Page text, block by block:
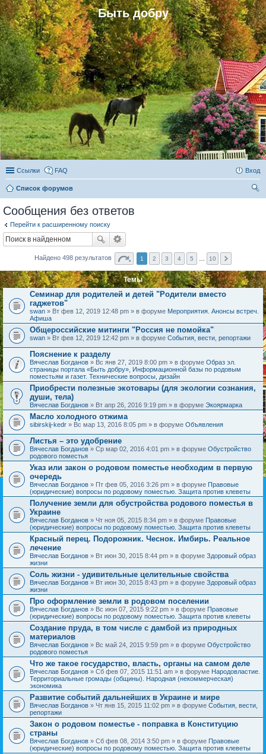
Быть добру
Ссылки FAQ Вход
Список форумов
Сообщения без ответов
Перейти к расширенному поиску
Найдено 498 результатов 1 2 3 4 5 10
Темы
Семинар для родителей и детей "Родители вместо
гаджетов"
swan » Вт фев 12, 2019 12:48 pm » в форуме Мероприятия. Анонсы встреч.
Афиша
Общероссийские митинги "Россия не помойка"
swan » Вт фев 12, 2019 12:42 pm » в форуме События, вести, репортажи
Пояснение к разделу
Вячеслав Богданов » Вс янв 27, 2019 8:00 pm » в форуме Образ эл.
страницы портала «Быть добру», Информационной базы по родовым
поместьям и газет. Технические вопросы, дизайн
Приобрести полезные экотовары (для экологии сознания,
души, тела)
Вячеслав Богданов » Вт апр 26, 2016 9:19 pm » в форуме Экоярмарка
Масло холодного отжима
sibirskij-kedr » Вс мар 13, 2016 8:05 pm » в форуме Объявления
Листья – это удобрение
Вячеслав Богданов » Ср мар 02, 2016 4:01 pm » в форуме Обустройство
родового поместья
Указ или закон о родовом поместье необходим в первую
очередь
Вячеслав Богданов » Пт фев 05, 2016 3:26 pm » в форуме Правовые
(юридические) вопросы по родовому поместью. Защита против клеветы
Получение земли для обустройства родового поместья в
Украине
Вячеслав Богданов » Чт ноя 05, 2015 8:34 pm » в форуме Правовые
(юридические) вопросы по родовому поместью. Защита против клеветы
Красный перец. Подорожник. Чеснок. Имбирь. Реальное
лечение
Вячеслав Богданов » Вт июн 30, 2015 8:44 pm » в форуме Здоровый образ
жизни
Соль жизни - удивительные целительные свойства
Вячеслав Богданов » Вт июн 30, 2015 8:43 pm » в форуме Здоровый образ
жизни
Про оформление земли в родовом поселении
Вячеслав Богданов » Вс июн 07, 2015 9:22 pm » в форуме Правовые
(юридические) вопросы по родовому поместью. Защита против клеветы
Создание пруда, в том числе с дамбой из природных
материалов
Вячеслав Богданов » Вс май 24, 2015 9:59 pm » в форуме Обустройство
родового поместья
Что же такое государство, власть, органы на самом деле
Вячеслав Богданов » Сб фев 07, 2015 11:51 am » в форуме Народовластие.
Территориальные громады (общины). Народная (некоммерческая)
экономика
Развитие событий дальнейших в Украине и мире
Вячеслав Богданов » Чт янв 15, 2015 11:02 pm » в форуме События, вести,
репортажи
Закон о родовом поместье - поправка в Конституцию
страны
Вячеслав Богданов » Сб фев 08, 2014 3:50 pm » в форуме Правовые
(юридические) вопросы по родовому поместью. Защита против клеветы